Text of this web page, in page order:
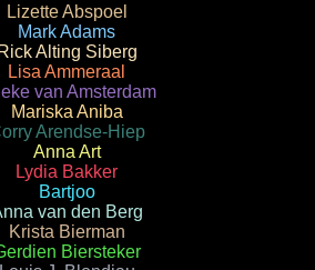
Lizette Abspoel
Mark Adams
Rick Alting Siberg
Lisa Ammeraal
van Amsterdam
Mariska Aniba
Arendse-Hiep
Anna Art
Lydia Bakker
Bartjoo
van den Berg
Krista Bierman
Biersteker